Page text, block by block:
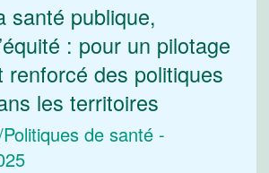
santé publique,
: pour un pilotage
renforcé des politiques
les territoires
de santé -